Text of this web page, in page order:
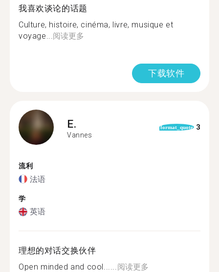
我喜欢谈论的话题
Culture, histoire, cinéma, livre, musique et
voyage...阅读更多
下载软件
E.
Vannes
format_quote 3
流利
法语
学
英语
理想的对话交换伙伴
Open minded and cool......阅读更多